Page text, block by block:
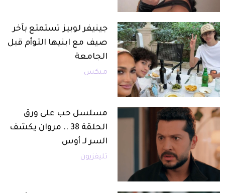
جينيفر لوبيز تستمتع بآخر
صيف مع ابنيها التوأم قبل
الجامعة
ميكس
مسلسل حب على ورق
الحلقة 38 .. مروان يكشف
السر لـ أوس
تليفزيون